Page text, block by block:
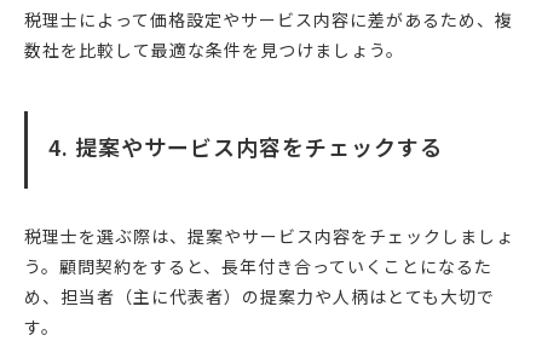
税理士によって価格設定やサービス内容に差があるため、複
数社を比較して最適な条件を見つけましょう。
4. 提案やサービス内容をチェックする
税理士を選ぶ際は、提案やサービス内容をチェックしましょ
う。顧問契約をすると、長年付き合っていくことになるた
め、担当者（主に代表者）の提案力や人柄はとても大切で
す。